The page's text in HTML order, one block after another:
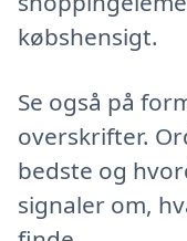
købshensigt.
Se også på
overskrifter.
bedste og
signaler om,